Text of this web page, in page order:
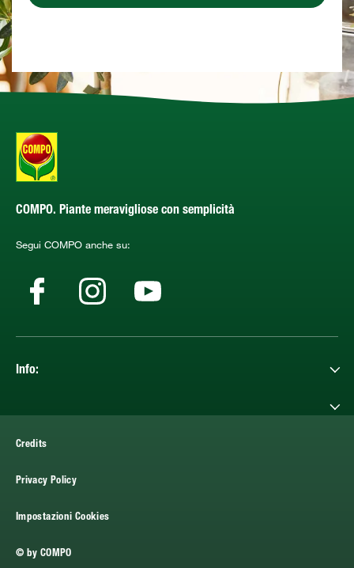
COMPO. Piante meravigliose con semplicità
Segui COMPO anche su:
Info:
Credits
Privacy Policy
Impostazioni Cookies
© by COMPO